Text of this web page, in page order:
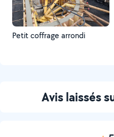
Petit coffrage arrondi
Avis laissés